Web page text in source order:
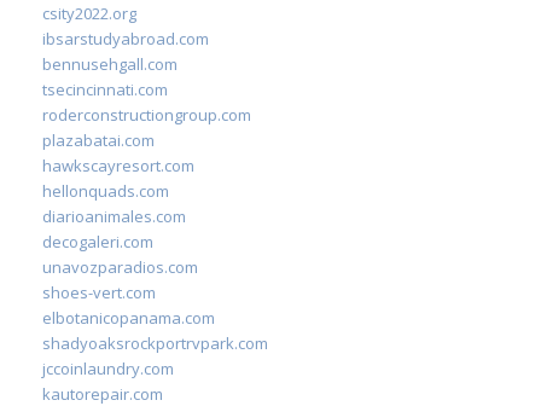
csity2022.org
ibsarstudyabroad.com
bennusehgall.com
tsecincinnati.com
roderconstructiongroup.com
plazabatai.com
hawkscayresort.com
hellonquads.com
diarioanimales.com
decogaleri.com
unavozparadios.com
shoes-vert.com
elbotanicopanama.com
shadyoaksrockportrvpark.com
jccoinlaundry.com
kautorepair.com